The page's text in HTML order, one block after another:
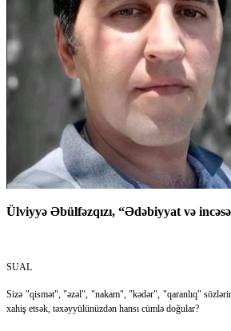
Ülviyyə Əbülfəzqızı, “Ədəbiyyat və
SUAL
Sizə "qismət", "əzəl", "nakam", "kədər", "qaranlıq"
xahiş etsək, təxəyyülünüzdən hansı cümlə doğular?